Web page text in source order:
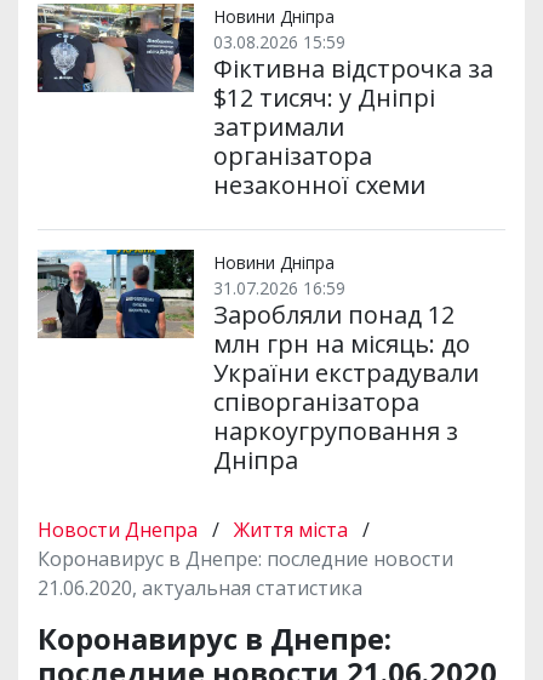
Новини Дніпра
03.08.2026 15:59
Фіктивна відстрочка за
$12 тисяч: у Дніпрі
затримали
організатора
незаконної схеми
Новини Дніпра
31.07.2026 16:59
Заробляли понад 12
млн грн на місяць: до
України екстрадували
співорганізатора
наркоугруповання з
Дніпра
Новости Днепра / Життя міста /
Коронавирус в Днепре: последние новости
21.06.2020, актуальная статистика
Коронавирус в Днепре: